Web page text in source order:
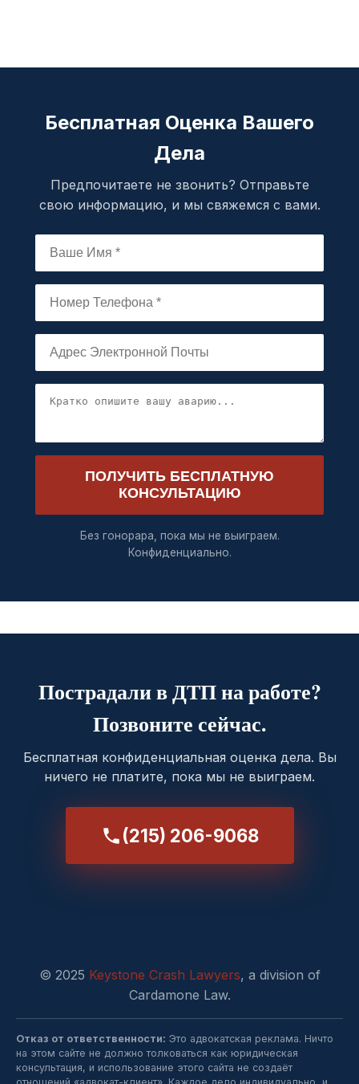
Бесплатная Оценка Вашего
Дела
Предпочитаете не звонить? Отправьте
свою информацию, и мы свяжемся с вами.
ПОЛУЧИТЬ БЕСПЛАТНУЮ
КОНСУЛЬТАЦИЮ
Без гонорара, пока мы не выиграем.
Конфиденциально.
Пострадали в ДТП на работе?
Позвоните сейчас.
Бесплатная конфиденциальная оценка дела. Вы
ничего не платите, пока мы не выиграем.
(215) 206-9068
© 2025 Keystone Crash Lawyers, a division of
Cardamone Law.
Отказ от ответственности: Это адвокатская реклама. Ничто
на этом сайте не должно толковаться как юридическая
консультация, и использование этого сайта не создаёт